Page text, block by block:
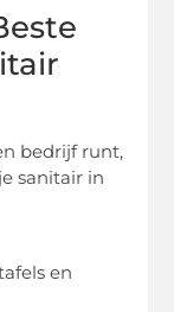
bedrijf runt,
sanitair in
en